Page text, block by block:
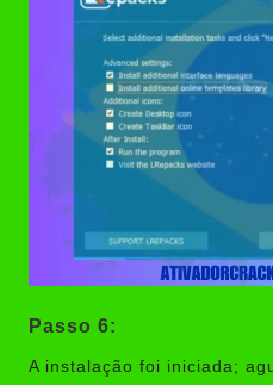
Passo 6:
A instalação foi iniciada;